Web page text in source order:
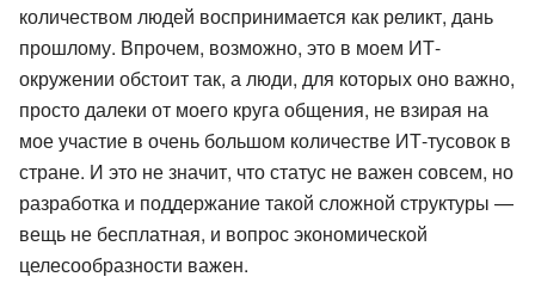
количеством людей воспринимается как реликт, дань
прошлому. Впрочем, возможно, это в моем ИТ-
окружении обстоит так, а люди, для которых оно важно,
просто далеки от моего круга общения, не взирая на
мое участие в очень большом количестве ИТ-тусовок в
стране. И это не значит, что статус не важен совсем, но
разработка и поддержание такой сложной структуры —
вещь не бесплатная, и вопрос экономической
целесообразности важен.